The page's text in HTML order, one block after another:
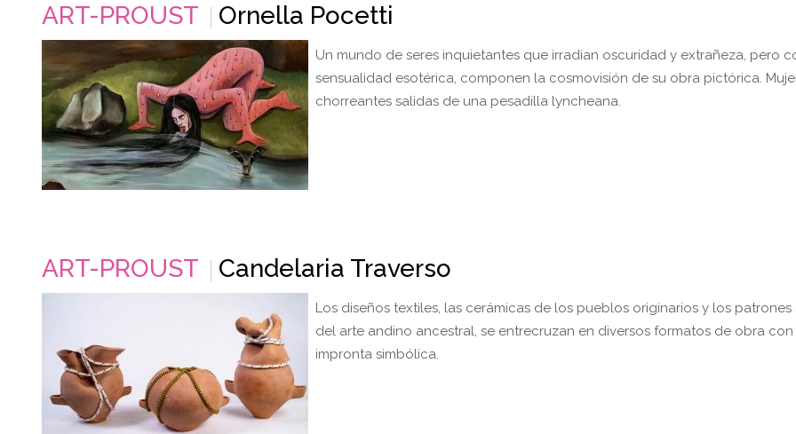
ART-PROUST Ornella Pocetti
Un mundo de seres inquietantes que irradian oscuridad y extrañeza, pero
sensualidad esotérica, componen la cosmovisión de su obra pictórica.
chorreantes salidas de una pesadilla lyncheana.
ART-PROUST Candelaria Traverso
Los diseños textiles, las cerámicas de los pueblos originarios y los
del arte andino ancestral, se entrecruzan en diversos formatos de obra
impronta simbólica.